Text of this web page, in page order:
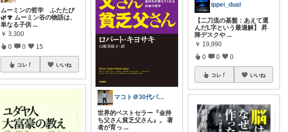
ムーミンの哲学 ふたたび
🌿🍄 ムーミン谷の物語は、
単なる子供 ...
￥ 3,300
0 0 15
コレ いいね
マコト＠30代パパ【フォロバ100%✨】
世界的ベストセラー『金持
ち父さん貧乏父さん』。 著
者が育っ ...
ippei_dual
【二刀流の基盤：あえて選
んだL字という最適解】 昇
降デスクや ...
￥ 19,990
0 0 0
コレ いいね